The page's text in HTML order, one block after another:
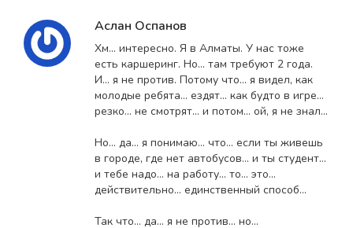
Аслан Оспанов
Хм... интересно. Я в Алматы. У нас тоже
есть каршеринг. Но... там требуют 2 года.
И... я не против. Потому что... я видел, как
молодые ребята... ездят... как будто в игре...
резко... не смотрят... и потом... ой, я не знал...
Но... да... я понимаю... что... если ты живешь
в городе, где нет автобусов... и ты студент...
и тебе надо... на работу... то... это...
действительно... единственный способ...
Так что... да... я не против... но...